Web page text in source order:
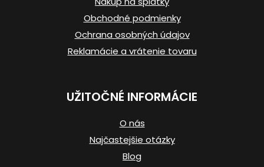
Obchodné podmienky
Ochrana osobných údajov
Reklamácie a vrátenie tovaru
UŽITOČNÉ INFORMÁCIE
O nás
Najčastejšie otázky
Blog